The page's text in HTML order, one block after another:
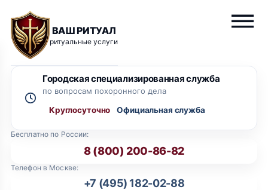
ВАШ РИТУАЛ
ритуальные услуги
Бесплатно по России:
8 (800) 200-86-82
Телефон в Москве:
+7 (495) 182-02-88
Городская специализированная служба
по вопросам похоронного дела
Круглосуточно